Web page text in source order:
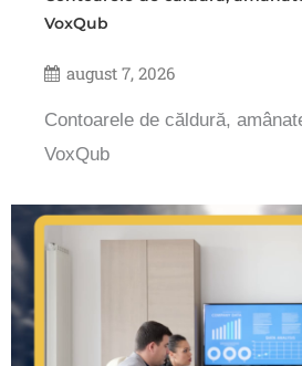
VoxQub
august 7, 2026
Contoarele de căldură,
VoxQub